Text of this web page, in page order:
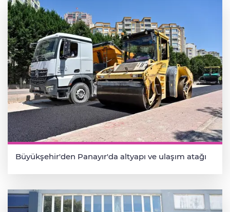
Büyükşehir'den Panayır'da altyapı ve ulaşım atağı